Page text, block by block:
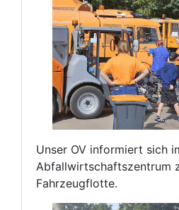
Unser OV informiert sich
Abfallwirtschaftszentrum
Fahrzeugflotte.